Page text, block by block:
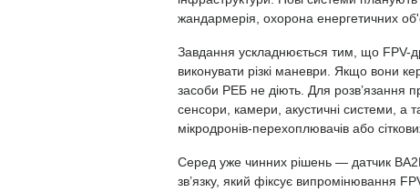
жандармерія, охорона енергетичних
Завдання ускладнюється тим, що FPV-
виконувати різкі маневри. Якщо вони
засоби РЕБ не діють. Для розв’язання
сенсори, камери, акустичні системи, а
мікродронів-перехоплювачів або
Серед уже чинних рішень — датчик
зв’язку, який фіксує випромінювання